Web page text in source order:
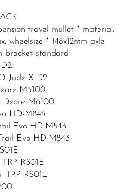
travel mullet * material:
wheelsize * 148x12mm axle
bracket standard
Jade X D2
M6100
Deore M6100
HD-M843
Evo HD-M843
Evo HD-M843
TRP RS01E
: TRP RS01E